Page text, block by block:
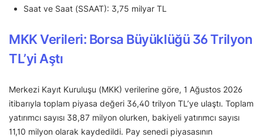
Saat ve Saat (SSAAT): 3,75 milyar TL
MKK Verileri: Borsa Büyüklüğü 36 Trilyon
TL’yi Aştı
Merkezi Kayıt Kuruluşu (MKK) verilerine göre, 1 Ağustos 2026
itibarıyla toplam piyasa değeri 36,40 trilyon TL’ye ulaştı. Toplam
yatırımcı sayısı 38,87 milyon olurken, bakiyeli yatırımcı sayısı
11,10 milyon olarak kaydedildi. Pay senedi piyasasının